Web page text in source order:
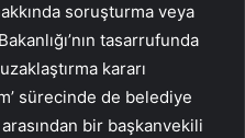
soruşturma veya
tasarrufunda
kararı
sürecinde de belediye
bir başkanvekili